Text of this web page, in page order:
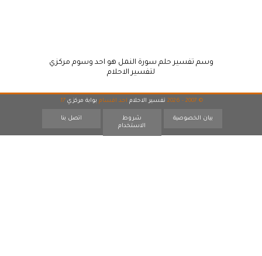
وسم تفسير حلم سورة النمل هو احد وسوم مركزي
لتفسير الاحلام
© 2007 - 2026 تفسير الاحلام احد اقسام بوابة مركزي 17
بيان الخصوصية
شروط
الاستخدام
اتصل بنا